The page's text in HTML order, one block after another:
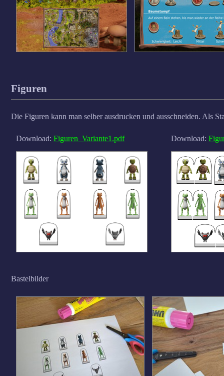
Figuren
Die Figuren kann man selber ausdrucken und ausschneiden. Als
Download: Figuren_Variante1.pdf Download:
Bastelbilder